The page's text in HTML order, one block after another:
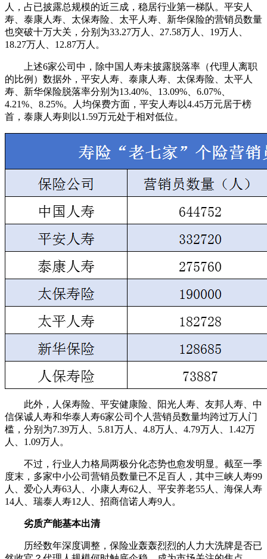
人，占已披露总规模的近三成，稳居行业第一梯队。平安人
寿、泰康人寿、太保寿险、太平人寿、新华保险的营销员数量
也突破十万大关，分别为33.27万人、27.58万人、19万人、
18.27万人、12.87万人。
上述6家公司中，除中国人寿未披露脱落率（代理人离职
的比例）数据外，平安人寿、泰康人寿、太保寿险、太平人
寿、新华保险脱落率分别为13.40%、13.09%、6.07%、
4.21%、8.25%。人均保费方面，平安人寿以4.45万元居于榜
首，泰康人寿则以1.59万元处于相对低位。
此外，人保寿险、平安健康险、阳光人寿、友邦人寿、中
信保诚人寿和华泰人寿6家公司个人营销员数量均跨过万人门
槛，分别为7.39万人、5.81万人、4.8万人、4.79万人、1.42万
人、1.09万人。
不过，行业人力格局两极分化态势也愈发明显。截至一季
度末，多家中小公司营销员数量已不足百人，其中三峡人寿99
人、爱心人寿63人、小康人寿62人、平安养老55人、海保人寿
14人、瑞泰人寿12人、招商信诺人寿9人。
劣质产能基本出清
历经数年深度调整，保险业轰轰烈烈的人力大洗牌是否已